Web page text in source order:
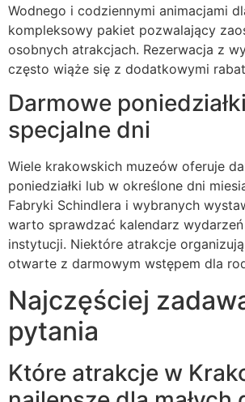
Wodnego i codziennymi animacjami
kompleksowy pakiet pozwalający
osobnych atrakcjach. Rezerwacja z
często wiąże się z dodatkowymi
Darmowe
specjalne dni
Wiele krakowskich muzeów oferuje
poniedziałki lub w określone dni
Fabryki Schindlera i wybranych
warto sprawdzać kalendarz
instytucji. Niektóre atrakcje
otwarte z darmowym wstępem dla
Najczęściej
pytania
Które atrakcje w